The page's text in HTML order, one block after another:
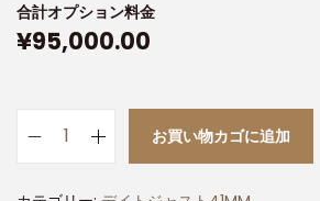
合計オプション料金
¥95,000.00
お買い物カゴに追加